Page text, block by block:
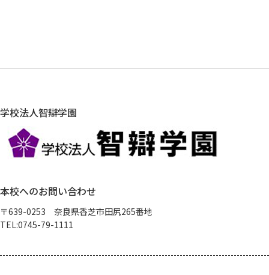
学校法人智辯学園
本校へのお問い合わせ
〒639-0253 奈良県香芝市田尻265番地
TEL:0745-79-1111